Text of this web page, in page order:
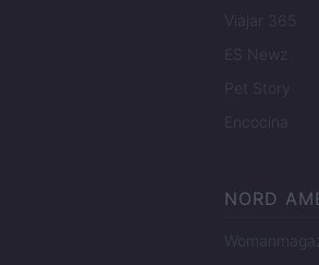
Viajar 365
ES Newz
Pet Story
Encocina
NORD